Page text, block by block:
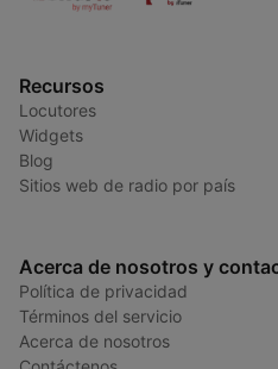
Recursos
Locutores
Widgets
Blog
Sitios web de radio por país
Acerca de nosotros y
Política de privacidad
Términos del servicio
Acerca de nosotros